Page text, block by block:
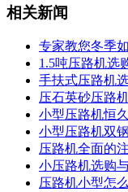
相关新闻
专家教您冬季
1.5吨压路机选
手扶式压路机
压石英砂压路
小型压路机恒
小型压路机双
压路机全面的
小压路机选购
压路机小型怎